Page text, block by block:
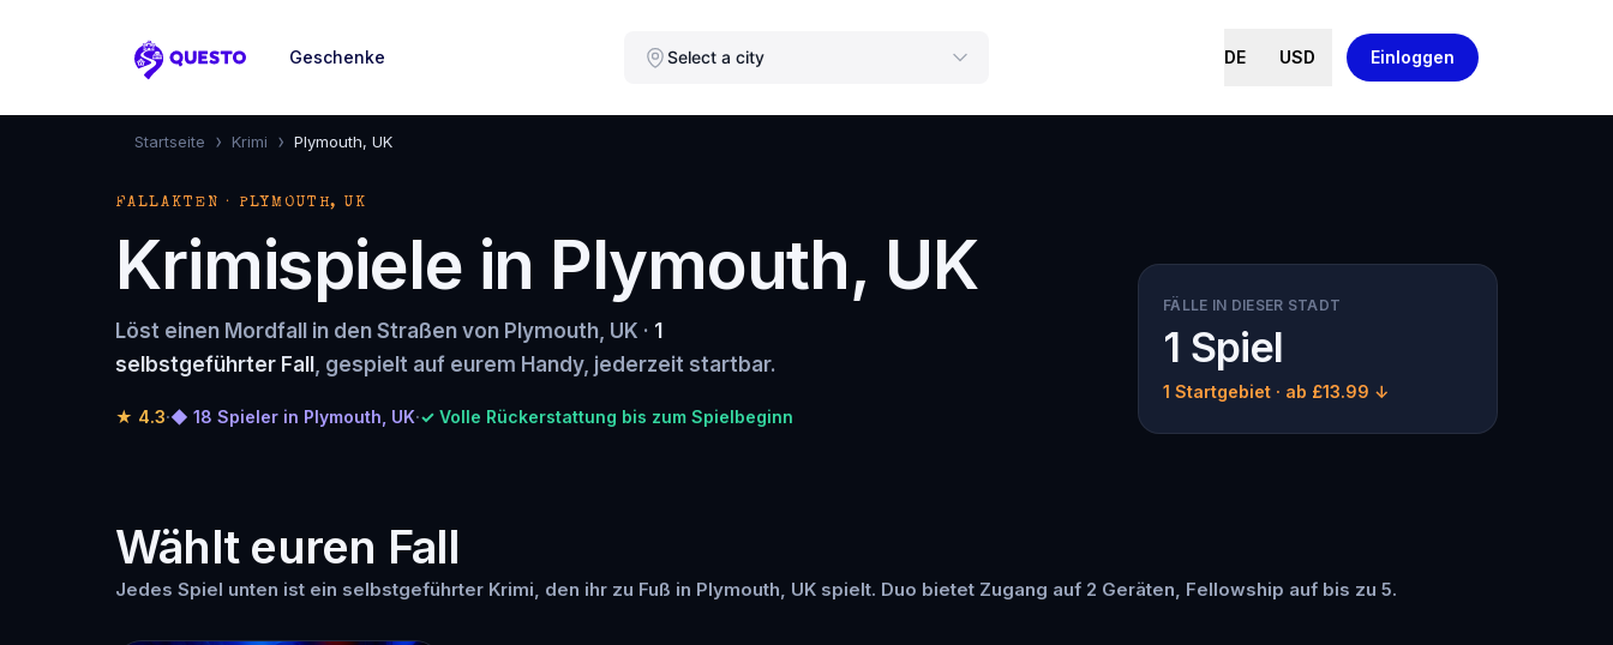
Questo
Select a city
Geschenke DE USD Einloggen
Startseite › Krimi › Plymouth, UK
FALLAKTEN · PLYMOUTH, UK
Krimispiele in Plymouth, UK
Löst einen Mordfall in den Straßen von Plymouth, UK · 1
selbstgeführter Fall , gespielt auf eurem Handy, jederzeit startbar.
★ 4.3·◆ 18 Spieler in Plymouth, UK·✓ Volle Rückerstattung bis zum Spielbeginn
FÄLLE IN DIESER STADT
1 Spiel
1 Startgebiet · ab £13.99 ↓
Wählt euren Fall
Jedes Spiel unten ist ein selbstgeführter Krimi, den ihr zu Fuß in Plymouth, UK spielt. Duo bietet Zugang auf 2 Geräten, Fellowship auf bis zu 5.